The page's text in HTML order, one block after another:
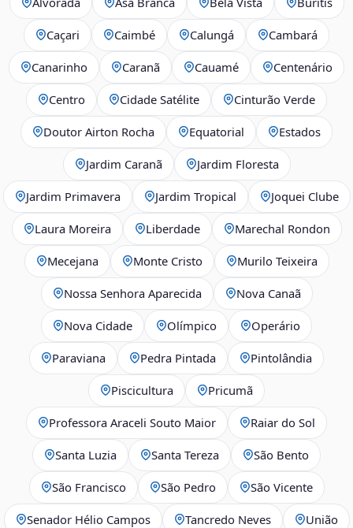
Caçari Caimbé Calungá Cambará
Canarinho Caranã Cauamé Centenário
Centro Cidade Satélite Cinturão Verde
Doutor Airton Rocha Equatorial Estados
Jardim Caranã Jardim Floresta
Jardim Primavera Jardim Tropical Joquei Clube
Laura Moreira Liberdade Marechal Rondon
Mecejana Monte Cristo Murilo Teixeira
Nossa Senhora Aparecida Nova Canaã
Nova Cidade Olímpico Operário
Paraviana Pedra Pintada Pintolândia
Piscicultura Pricumã
Professora Araceli Souto Maior Raiar do Sol
Santa Luzia Santa Tereza São Bento
São Francisco São Pedro São Vicente
Senador Hélio Campos Tancredo Neves União